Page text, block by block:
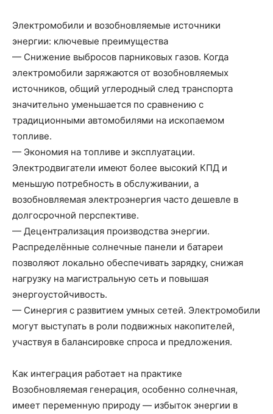
Электромобили и возобновляемые источники
энергии: ключевые преимущества
— Снижение выбросов парниковых газов. Когда
электромобили заряжаются от возобновляемых
источников, общий углеродный след транспорта
значительно уменьшается по сравнению с
традиционными автомобилями на ископаемом
топливе.
— Экономия на топливе и эксплуатации.
Электродвигатели имеют более высокий КПД и
меньшую потребность в обслуживании, а
возобновляемая электроэнергия часто дешевле в
долгосрочной перспективе.
— Децентрализация производства энергии.
Распределённые солнечные панели и батареи
позволяют локально обеспечивать зарядку, снижая
нагрузку на магистральную сеть и повышая
энергоустойчивость.
— Синергия с развитием умных сетей. Электромобили
могут выступать в роли подвижных накопителей,
участвуя в балансировке спроса и предложения.
Как интеграция работает на практике
Возобновляемая генерация, особенно солнечная,
имеет переменную природу — избыток энергии в